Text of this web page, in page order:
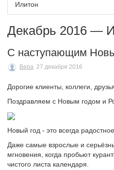
Илитон
Декабрь 2016 —
С наступающим
Вера 27 декабря 2016
Дорогие клиенты, коллеги,
Поздравляем с Новым годом и
Новый год - это всегда
Даже самые взрослые и
мгновения, когда пробьют
чистого листа календаря.